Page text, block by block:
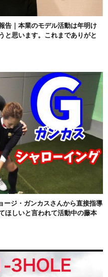
告｜本業のモデル活動は年明け
と思います。これまでありがと
ージ・ガンカスさんから直接指導
ほしいと言われて活動中の藤本